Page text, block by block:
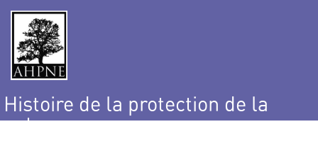
Histoire de la protection de la
nature